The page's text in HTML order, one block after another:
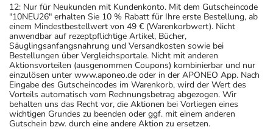
12: Nur für Neukunden mit Kundenkonto. Mit dem Gutscheincode
"10NEU26" erhalten Sie 10 % Rabatt für Ihre erste Bestellung, ab
einem Mindestbestellwert von 49 € (Warenkorbwert). Nicht
anwendbar auf rezeptpflichtige Artikel, Bücher,
Säuglingsanfangsnahrung und Versandkosten sowie bei
Bestellungen über Vergleichsportale. Nicht mit anderen
Aktionsvorteilen (ausgenommen Coupons) kombinierbar und nur
einzulösen unter www.aponeo.de oder in der APONEO App. Nach
Eingabe des Gutscheincodes im Warenkorb, wird der Wert des
Vorteils automatisch vom Rechnungsbetrag abgezogen. Wir
behalten uns das Recht vor, die Aktionen bei Vorliegen eines
wichtigen Grundes zu beenden oder ggf. mit einem anderen
Gutschein bzw. durch eine andere Aktion zu ersetzen.